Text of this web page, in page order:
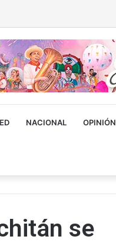
NACIONAL OPINIÓN
se